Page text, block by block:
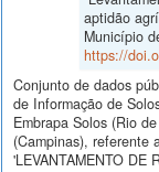
aptidão
Município
https://
Conjunto de dados
de Informação de
Embrapa Solos (Rio
(Campinas), referente
'LEVANTAMENTO DE